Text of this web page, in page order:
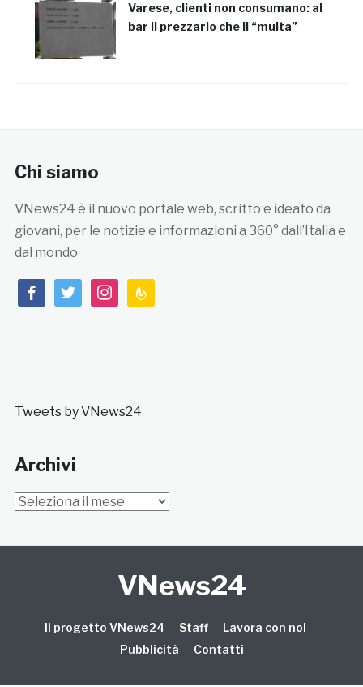
Varese, clienti non consumano: al
bar il prezzario che li “multa”
Chi siamo
VNews24 è il nuovo portale web, scritto e ideato da
giovani, per le notizie e informazioni a 360° dall’Italia e
dal mondo
facebooktwitterinstagramfeedburner
Tweets by VNews24
Archivi
Archivi
VNews24
Il progetto VNews24 Staff
Lavora con noi
Pubblicità
Contatti